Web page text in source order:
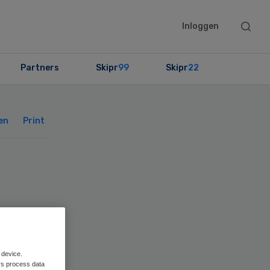
Inloggen
Search
Partners Skipr99 Skipr22
Print
process data